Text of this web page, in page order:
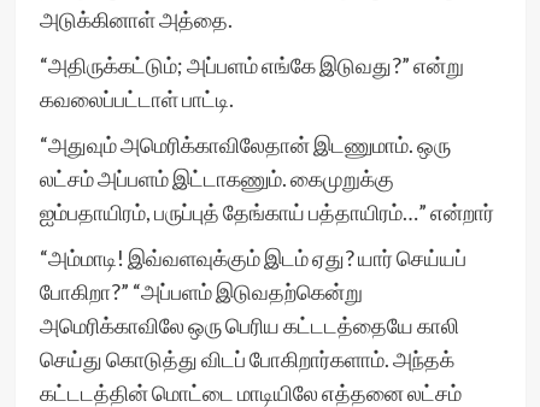
அடுக்கினாள் அத்தை.
“அதிருக்கட்டும்; அப்பளம் எங்கே இடுவது?” என்று
கவலைப்பட்டாள் பாட்டி.
“அதுவும் அமெரிக்காவிலேதான் இடணுமாம். ஒரு
லட்சம் அப்பளம் இட்டாகணும். கைமுறுக்கு
ஐம்பதாயிரம், பருப்புத் தேங்காய் பத்தாயிரம்…” என்றார்
“அம்மாடி! இவ்வளவுக்கும் இடம் ஏது? யார் செய்யப்
போகிறா?” “அப்பளம் இடுவதற்கென்று
அமெரிக்காவிலே ஒரு பெரிய கட்டடத்தையே காலி
செய்து கொடுத்து விடப் போகிறார்களாம். அந்தக்
கட்டடத்தின் மொட்டை மாடியிலே எத்தனை லட்சம்